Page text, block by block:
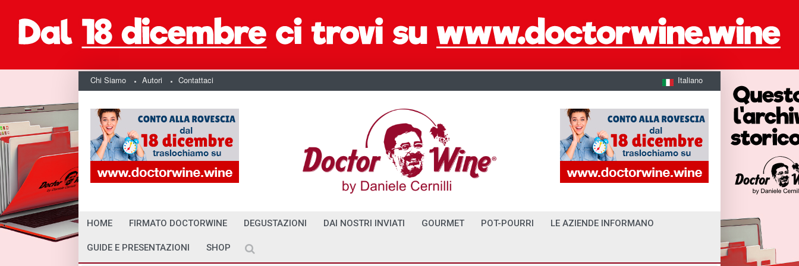
Chi Siamo Autori Contattaci Italiano
HOME FIRMATO DOCTORWINE DEGUSTAZIONI DAI NOSTRI INVIATI GOURMET POT-POURRI LE AZIENDE INFORMANO
GUIDE E PRESENTAZIONI SHOP